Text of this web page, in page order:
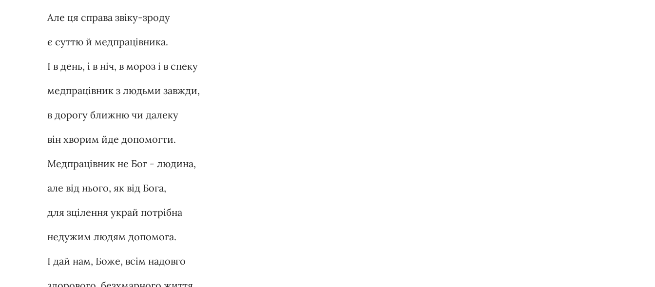
Але ця справа звіку-зроду
є суттю й медпрацівника.
І в день, і в ніч, в мороз і в спеку
медпрацівник з людьми завжди,
в дорогу ближню чи далеку
він хворим йде допомогти.
Медпрацівник не Бог - людина,
але від нього, як від Бога,
для зцілення украй потрібна
недужим людям допомога.
І дай нам, Боже, всім надовго